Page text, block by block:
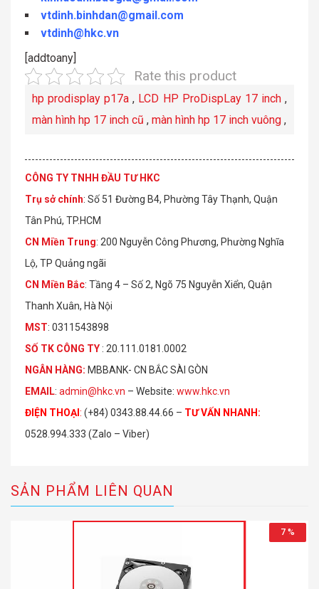
vtdinh.binhdan@gmail.com
vtdinh@hkc.vn
[addtoany]
Rate this product
hp prodisplay p17a , LCD HP ProDispLay 17 inch,
màn hình hp 17 inch cũ , màn hình hp 17 inch vuông ,
CÔNG TY TNHH ĐẦU TƯ HKC
Trụ sở chính: Số 51 Đường B4, Phường Tây Thạnh, Quận
Tân Phú, TP.HCM
CN Miền Trung: 200 Nguyễn Công Phương, Phường Nghĩa
Lộ, TP Quảng ngãi
CN Miền Bắc: Tầng 4 – Số 2, Ngõ 75 Nguyễn Xiển, Quận
Thanh Xuân, Hà Nội
MST: 0311543898
SỐ TK CÔ NG TY : 20.111.0181.0002
NGÂN HÀNG: MBBANK- CN BẮC SÀI GÒN
EMAIL: admin@hkc.vn – Website: www.hkc.vn
ĐIỆN THOẠI : (+84) 0343.88.44.66 – TƯ VẤN NHANH :
0528.994.333 (Zalo – Viber)
SẢN PHẨM LIÊN QUAN
7 %